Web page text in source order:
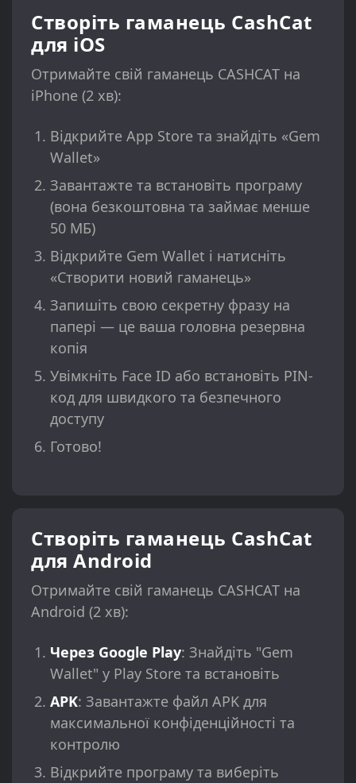
Створіть гаманець CashCat
для iOS
Отримайте свій гаманець CASHCAT на
iPhone (2 хв):
Відкрийте App Store та знайдіть «Gem
Wallet»
Завантажте та встановіть програму
(вона безкоштовна та займає менше
50 МБ)
Відкрийте Gem Wallet і натисніть
«Створити новий гаманець»
Запишіть свою секретну фразу на
папері — це ваша головна резервна
копія
Увімкніть Face ID або встановіть PIN-
код для швидкого та безпечного
доступу
Готово!
Створіть гаманець CashCat
для Android
Отримайте свій гаманець CASHCAT на
Android (2 хв):
Через Google Play: Знайдіть "Gem
Wallet" у Play Store та встановіть
APK: Завантажте файл APK для
максимальної конфіденційності та
контролю
Відкрийте програму та виберіть